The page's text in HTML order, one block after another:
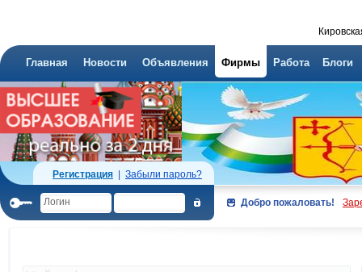
Главная Новости Объявления Фирмы Работа Блоги
Регистрация Забыли пароль?
Добро пожаловать!